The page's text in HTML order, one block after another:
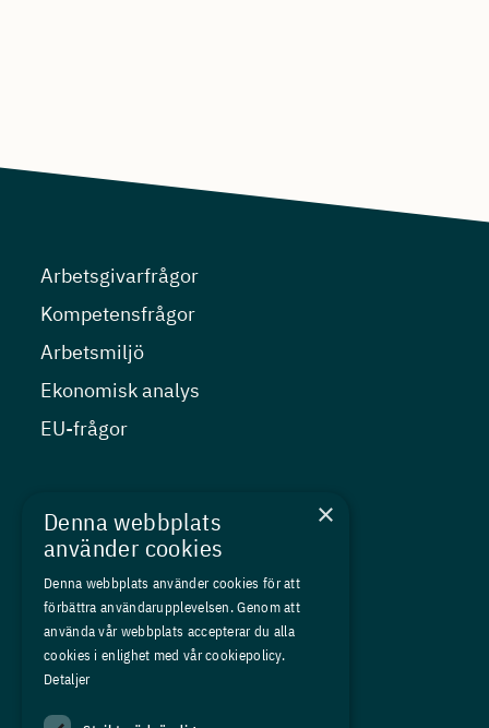
Arbetsgivarfrågor
Kompetensfrågor
Arbetsmiljö
Ekonomisk analys
EU-frågor
Kurser
Medlemskap
Om oss
Press
In English
×
Denna webbplats
använder cookies
Denna webbplats använder cookies för att
förbättra användarupplevelsen. Genom att
använda vår webbplats accepterar du alla
cookies i enlighet med vår cookiepolicy.
Detaljer